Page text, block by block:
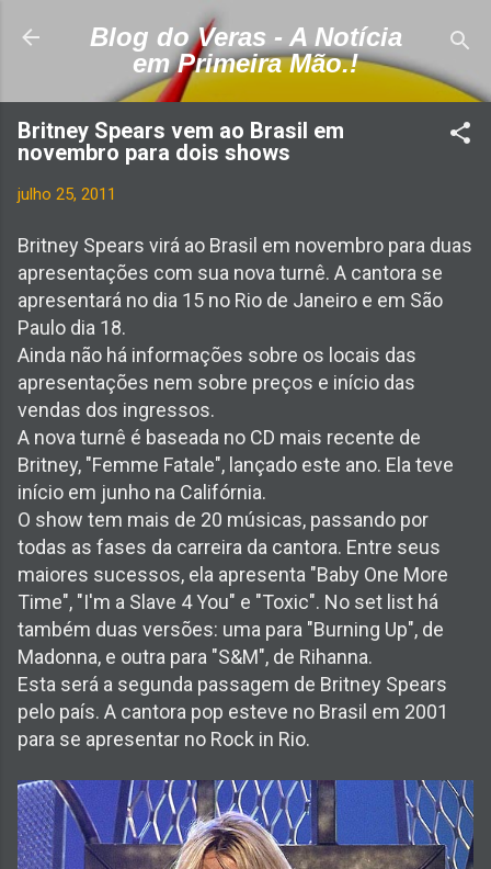
Pular para o conteúdo principal
Blog do Veras - A Notícia
em Primeira Mão.!
Britney Spears vem ao Brasil em
novembro para dois shows
julho 25, 2011
Britney Spears virá ao Brasil em novembro para duas
apresentações com sua nova turnê. A cantora se
apresentará no dia 15 no Rio de Janeiro e em São
Paulo dia 18.
Ainda não há informações sobre os locais das
apresentações nem sobre preços e início das
vendas dos ingressos.
A nova turnê é baseada no CD mais recente de
Britney, "Femme Fatale", lançado este ano. Ela teve
início em junho na Califórnia.
O show tem mais de 20 músicas, passando por
todas as fases da carreira da cantora. Entre seus
maiores sucessos, ela apresenta "Baby One More
Time", "I'm a Slave 4 You" e "Toxic". No set list há
também duas versões: uma para "Burning Up", de
Madonna, e outra para "S&M", de Rihanna.
Esta será a segunda passagem de Britney Spears
pelo país. A cantora pop esteve no Brasil em 2001
para se apresentar no Rock in Rio.